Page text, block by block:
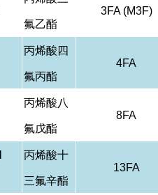
氟乙酯
3FA (M3F)
丙烯酸四
氟丙酯
4FA
丙烯酸八
氟戊酯
8FA
丙烯酸十
三氟辛酯
13FA